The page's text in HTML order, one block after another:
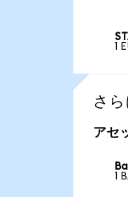
1
さ
アセ
1